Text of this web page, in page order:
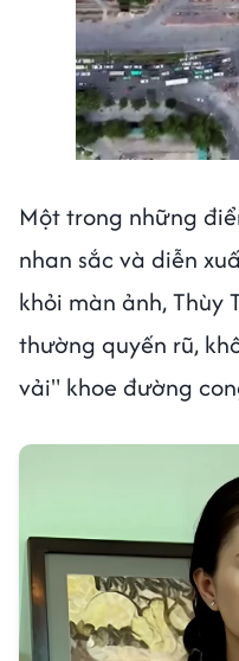
Một trong những
nhan sắc và diễn
khỏi màn ảnh, Thùy
thường quyến rũ,
vải" khoe đường